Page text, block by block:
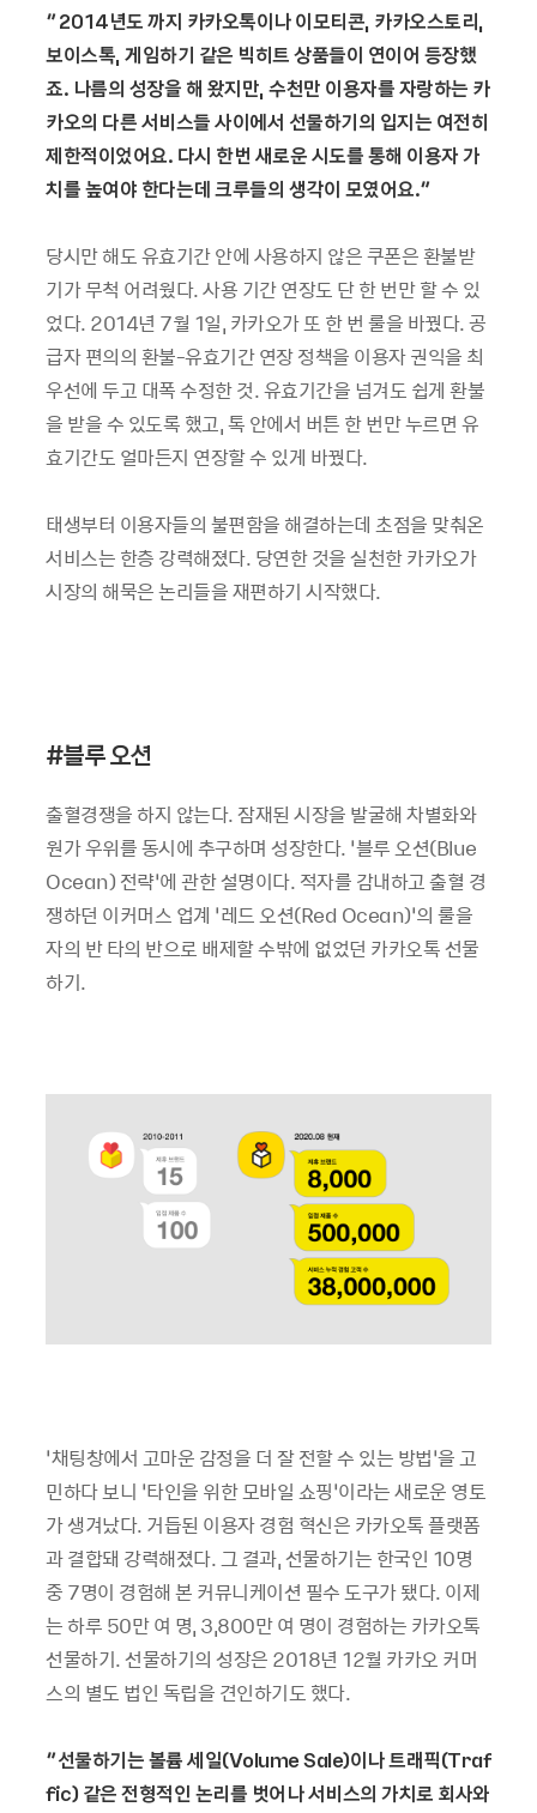
“2014년도 까지 카카오톡이나 이모티콘, 카카오스토리,
보이스톡, 게임하기 같은 빅히트 상품들이 연이어 등장했
죠. 나름의 성장을 해 왔지만, 수천만 이용자를 자랑하는 카
카오의 다른 서비스들 사이에서 선물하기의 입지는 여전히
제한적이었어요. 다시 한번 새로운 시도를 통해 이용자 가
치를 높여야 한다는데 크루들의 생각이 모였어요.”
당시만 해도 유효기간 안에 사용하지 않은 쿠폰은 환불받
기가 무척 어려웠다. 사용 기간 연장도 단 한 번만 할 수 있
었다. 2014년 7월 1일, 카카오가 또 한 번 룰을 바꿨다. 공
급자 편의의 환불-유효기간 연장 정책을 이용자 권익을 최
우선에 두고 대폭 수정한 것. 유효기간을 넘겨도 쉽게 환불
을 받을 수 있도록 했고, 톡 안에서 버튼 한 번만 누르면 유
효기간도 얼마든지 연장할 수 있게 바꿨다.
태생부터 이용자들의 불편함을 해결하는데 초점을 맞춰온
서비스는 한층 강력해졌다. 당연한 것을 실천한 카카오가
시장의 해묵은 논리들을 재편하기 시작했다.
#블루 오션
출혈경쟁을 하지 않는다. 잠재된 시장을 발굴해 차별화와
원가 우위를 동시에 추구하며 성장한다. ‘블루 오션(Blue
Ocean) 전략’에 관한 설명이다. 적자를 감내하고 출혈 경
쟁하던 이커머스 업계 ‘레드 오션(Red Ocean)’의 룰을
자의 반 타의 반으로 배제할 수밖에 없었던 카카오톡 선물
하기.
‘채팅창에서 고마운 감정을 더 잘 전할 수 있는 방법’을 고
민하다 보니 ‘타인을 위한 모바일 쇼핑’이라는 새로운 영토
가 생겨났다. 거듭된 이용자 경험 혁신은 카카오톡 플랫폼
과 결합돼 강력해졌다. 그 결과, 선물하기는 한국인 10명
중 7명이 경험해 본 커뮤니케이션 필수 도구가 됐다. 이제
는 하루 50만 여 명, 3,800만 여 명이 경험하는 카카오톡
선물하기. 선물하기의 성장은 2018년 12월 카카오 커머
스의 별도 법인 독립을 견인하기도 했다.
“선물하기는볼륨 세일(Volume Sale)이나 트래픽(Traf
fic) 같은 전형적인 논리를 벗어나 서비스의 가치로 회사와